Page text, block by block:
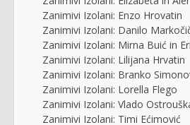
Zanimivi Izolani: Enzo Hrovatin
Zanimivi Izolani: Danilo
Zanimivi Izolani: Mirna Buić in
Zanimivi Izolani: Lilijana Hrvatin
Zanimivi Izolani: Branko
Zanimivi Izolani: Lorella Flego
Zanimivi Izolani: Vlado
Zanimivi Izolani: Timi Ećimović